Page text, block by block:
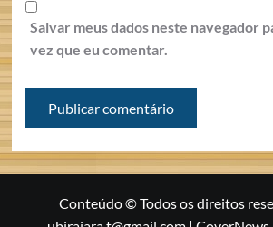
Salvar meus dados neste navegador
vez que eu comentar.
Conteúdo © Todos os direitos